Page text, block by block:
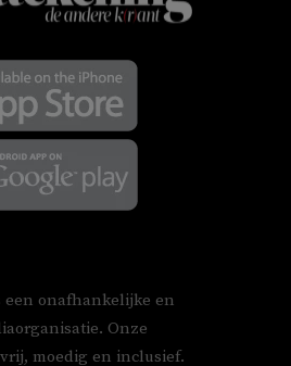
onafhankelijke en
Onze
moedig en inclusief.